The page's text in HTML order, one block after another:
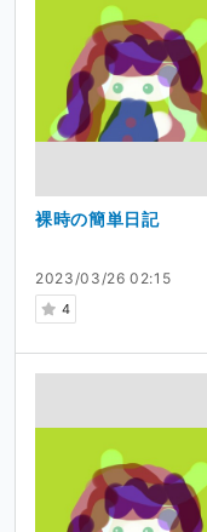
2023/03/26 02:15
4
裸時の簡単日記